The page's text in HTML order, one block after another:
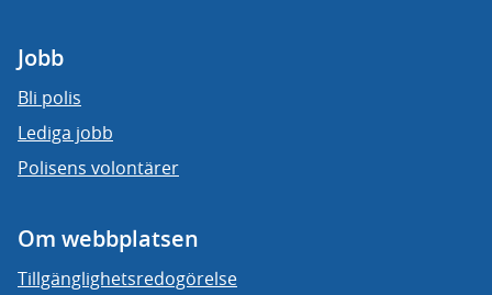
Jobb
Bli polis
Lediga jobb
Polisens volontärer
Om webbplatsen
Tillgänglighetsredogörelse